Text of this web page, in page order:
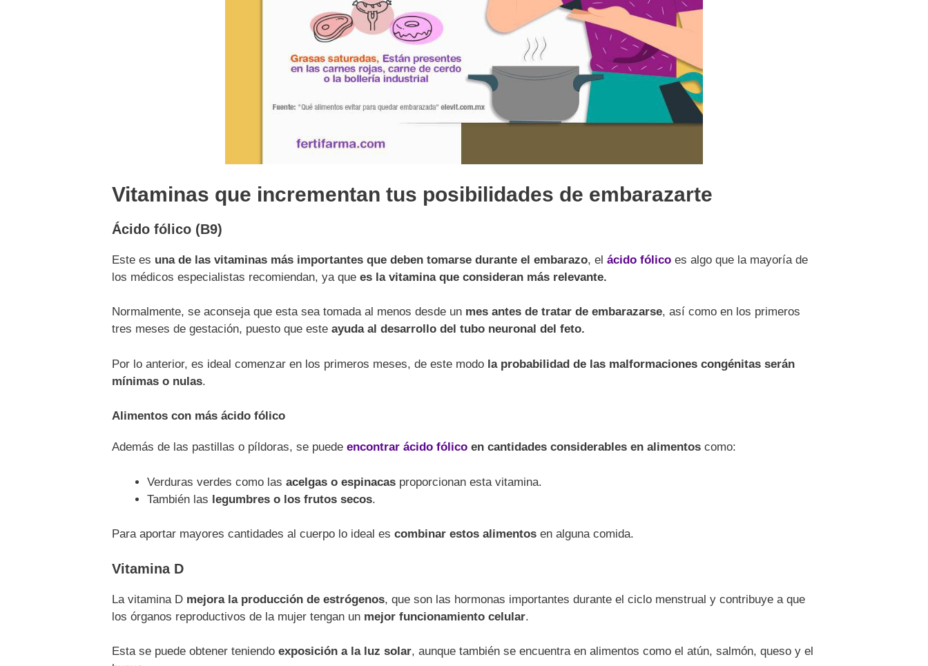
Vitaminas que incrementan tus posibilidades de embarazarte
Ácido fólico (B9)
Este es una de las vitaminas más importantes que deben tomarse durante el embarazo, el ácido fólico es algo que la mayoría de
los médicos especialistas recomiendan, ya que es la vitamina que consideran más relevante.
Normalmente, se aconseja que esta sea tomada al menos desde un mes antes de tratar de embarazarse, así como en los primeros
tres meses de gestación, puesto que este ayuda al desarrollo del tubo neuronal del feto.
Por lo anterior, es ideal comenzar en los primeros meses, de este modo la probabilidad de las malformaciones congénitas serán
mínimas o nulas.
Alimentos con más ácido fólico
Además de las pastillas o píldoras, se puede encontrar ácido fólico en cantidades considerables en alimentos como:
Verduras verdes como las acelgas o espinacas proporcionan esta vitamina.
También las legumbres o los frutos secos.
Para aportar mayores cantidades al cuerpo lo ideal es combinar estos alimentos en alguna comida.
Vitamina D
La vitamina D mejora la producción de estrógenos, que son las hormonas importantes durante el ciclo menstrual y contribuye a que
los órganos reproductivos de la mujer tengan un mejor funcionamiento celular.
Esta se puede obtener teniendo exposición a la luz solar, aunque también se encuentra en alimentos como el atún, salmón, queso y el